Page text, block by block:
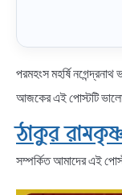
পরমহংস মহর্ষি
আজকের এই পোস্টটি
ঠাকুর
সম্পর্কিত আমাদের এই